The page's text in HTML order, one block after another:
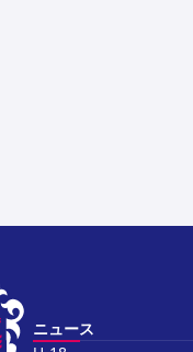
ニュース